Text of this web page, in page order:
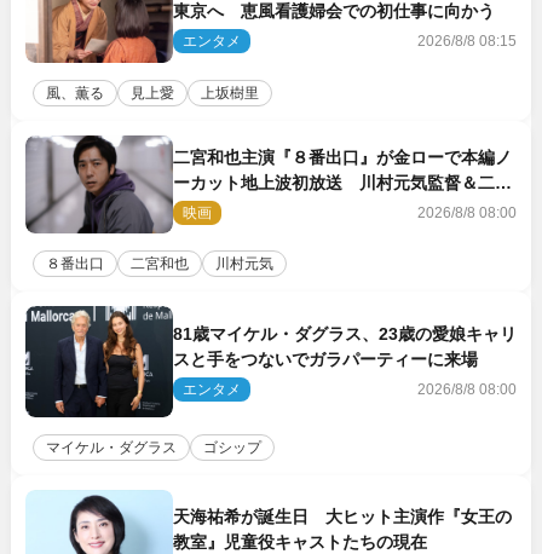
東京へ 恵風看護婦会での初仕事に向かう
エンタメ 2026/8/8 08:15
風、薫る 見上愛 上坂樹里
二宮和也主演『８番出口』が金ローで本編ノ
ーカット地上波初放送 川村元気監督＆二宮
コメント到着
映画 2026/8/8 08:00
８番出口 二宮和也 川村元気
81歳マイケル・ダグラス、23歳の愛娘キャリ
スと手をつないでガラパーティーに来場
エンタメ 2026/8/8 08:00
マイケル・ダグラス ゴシップ
天海祐希が誕生日 大ヒット主演作『女王の
教室』児童役キャストたちの現在